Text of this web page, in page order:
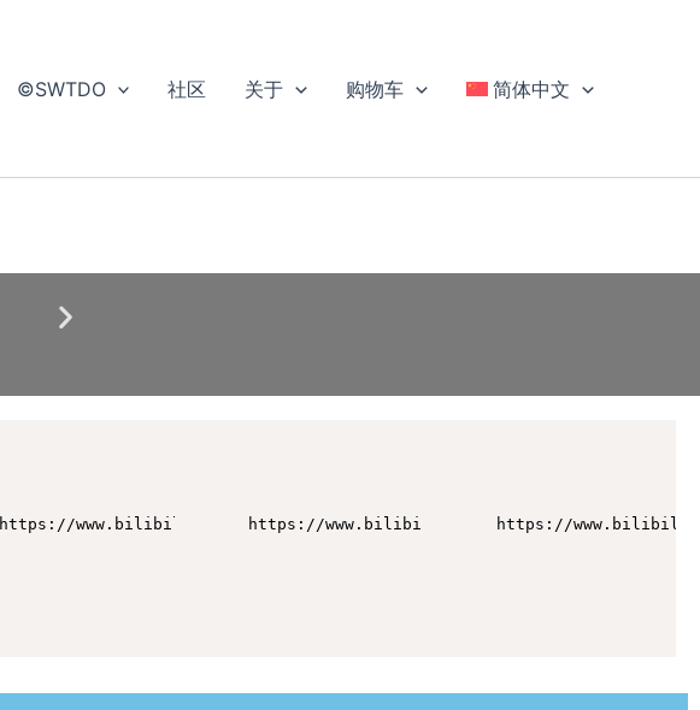
©SWTDO 社区 关于 购物车 简体中文
https://www.bilibili.com/video/BV14h411h73Xhttps://www.bilibili.com/video/BV1WP411J7Q3
https://